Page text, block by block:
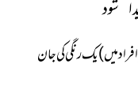
شود
میں) یک رنگی کی جان